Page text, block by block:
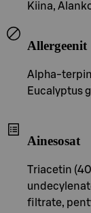
Kiina,
Allergeenit
Alpha-
Eucalyptus
Ainesosat
Triacetin
filtrate,